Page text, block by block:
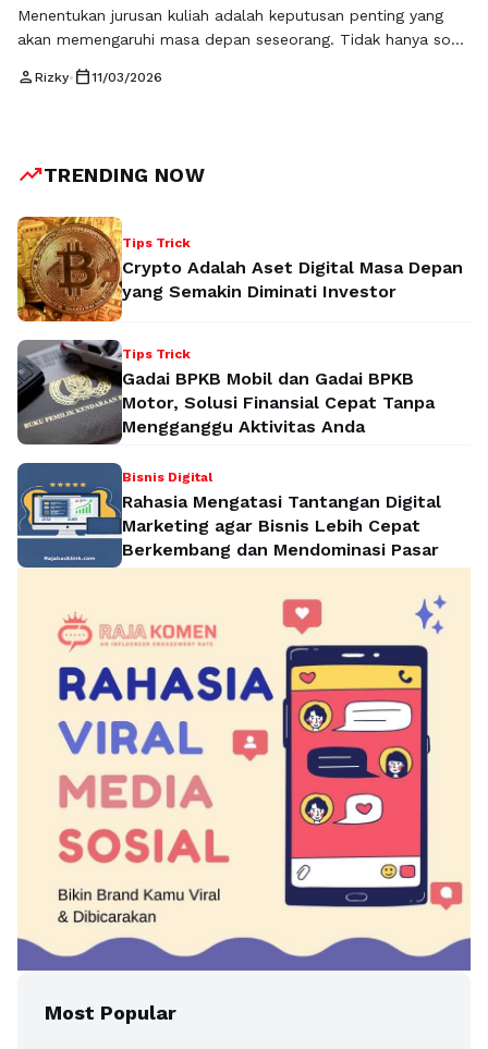
Menentukan jurusan kuliah adalah keputusan penting yang
akan memengaruhi masa depan seseorang. Tidak hanya soal
banyak calon mahasiswa kini mulai mencari program studi
ekonomi syariah …Baca Selengkapnya
person Rizky• calendar_today11/03/2026
trending_upTRENDING NOW
Tips Trick
Crypto Adalah Aset Digital Masa Depan
yang Semakin Diminati Investor
Tips Trick
Gadai BPKB Mobil dan Gadai BPKB
Motor, Solusi Finansial Cepat Tanpa
Mengganggu Aktivitas Anda
Bisnis Digital
Rahasia Mengatasi Tantangan Digital
Marketing agar Bisnis Lebih Cepat
Berkembang dan Mendominasi Pasar
Most Popular